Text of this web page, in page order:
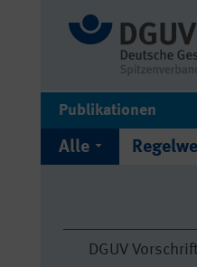
Publikationen
Alle
DGUV